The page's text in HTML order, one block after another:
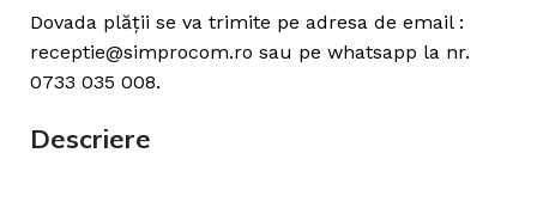
Dovada plății se va trimite pe adresa de email :
receptie@simprocom.ro sau pe whatsapp la nr.
0733 035 008.
Descriere